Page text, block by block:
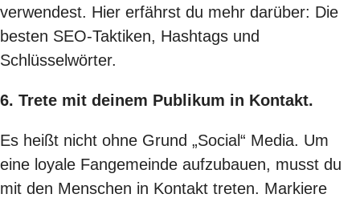
verwendest. Hier erfährst du mehr darüber: Die
besten SEO-Taktiken, Hashtags und
Schlüsselwörter.
6. Trete mit deinem Publikum in Kontakt.
Es heißt nicht ohne Grund „Social“ Media. Um
eine loyale Fangemeinde aufzubauen, musst du
mit den Menschen in Kontakt treten. Markiere